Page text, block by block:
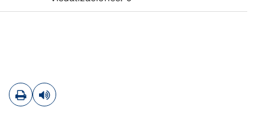
ImprimirLeer contenido